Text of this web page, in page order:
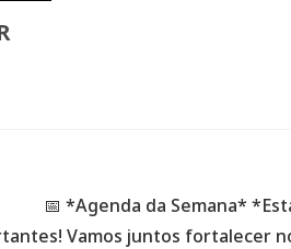
📅 *Agenda da Semana*
Vamos juntos fortalecer